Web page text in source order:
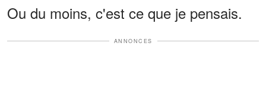
Ou du moins, c'est ce que je pensais.
ANNONCES